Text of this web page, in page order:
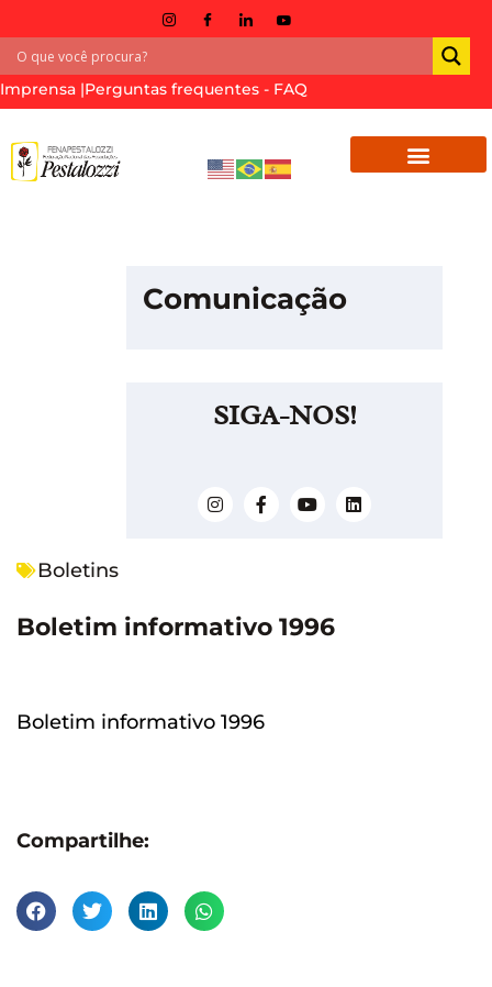
Imprensa |Perguntas frequentes - FAQ
Comunicação
SIGA-NOS!
Boletins
Boletim informativo 1996
Boletim informativo 1996
Compartilhe: